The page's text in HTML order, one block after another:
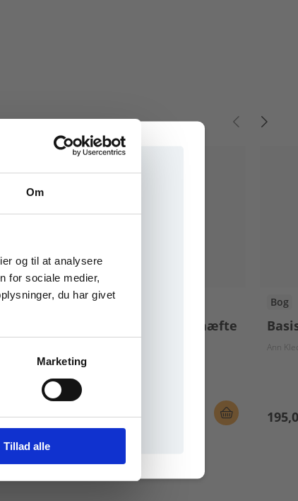
Om
og til at analysere
for sociale medier,
du har givet
Marketing
Tillad alle
Bog
Parat start 1-3. Løsningshæfte
125,00 KR.
Bog
Ann